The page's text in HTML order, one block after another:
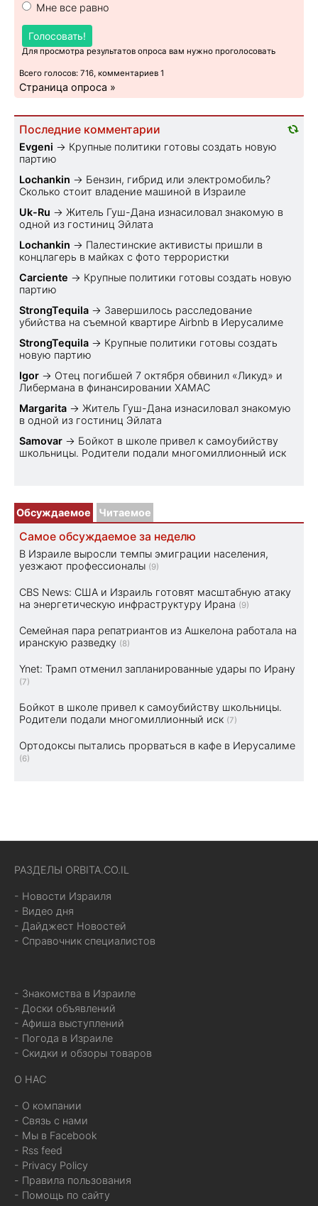
Мне все равно
Голосовать!
Для просмотра результатов опроса вам нужно проголосовать
Всего голосов: 716, комментариев 1
Страница опроса »
Последние комментарии
Evgeni → Крупные политики готовы создать новую
партию
Lochankin → Бензин, гибрид или электромобиль?
Cколько стоит владение машиной в Израиле
Uk-Ru → Житель Гуш-Дана изнасиловал знакомую в
одной из гостиниц Эйлата
Lochankin → Палестинские активисты пришли в
концлагерь в майках с фото террористки
Carciente → Крупные политики готовы создать новую
партию
StrongTequila → Завершилось расследование
убийства на съемной квартире Airbnb в Иерусалиме
StrongTequila → Крупные политики готовы создать
новую партию
Igor → Отец погибшей 7 октября обвинил «Ликуд» и
Либермана в финансировании ХАМАС
Margarita → Житель Гуш-Дана изнасиловал знакомую
в одной из гостиниц Эйлата
Samovar → Бойкот в школе привел к самоубийству
школьницы. Родители подали многомиллионный иск
Обсуждаемое Читаемое
Самое обсуждаемое за неделю
В Израиле выросли темпы эмиграции населения,
уезжают профессионалы (9)
CBS News: США и Израиль готовят масштабную атаку
на энергетическую инфраструктуру Ирана (9)
Семейная пара репатриантов из Ашкелона работала на
иранскую разведку (8)
Ynet: Трамп отменил запланированные удары по Ирану
(7)
Бойкот в школе привел к самоубийству школьницы.
Родители подали многомиллионный иск (7)
Ортодоксы пытались прорваться в кафе в Иерусалиме
(6)
РАЗДЕЛЫ ORBITA.CO.IL
- Новости Израиля
- Видео дня
- Дайджест Новостей
- Справочник специалистов
- Знакомства в Израиле
- Доски объявлений
- Афиша выступлений
- Погода в Израиле
- Скидки и обзоры товаров
О НАС
- О компании
- Связь с нами
- Мы в Facebook
- Rss feed
- Privacy Policy
- Правила пользования
- Помощь по сайту